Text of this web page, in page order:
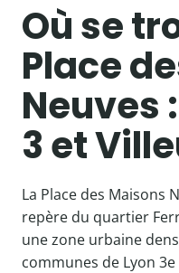
Où se
Place
Neuves
3 et
La Place des Maisons
repère du quartier
une zone urbaine
communes de Lyon